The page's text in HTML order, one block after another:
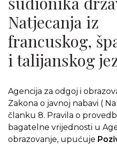
Natjecanja iz
francuskog,
i talijanskog
Agencija za odgoj i
Zakona o javnoj nabavi (
članku 8. Pravila o
bagatelne vrijednosti u
obrazovanje, upućuje